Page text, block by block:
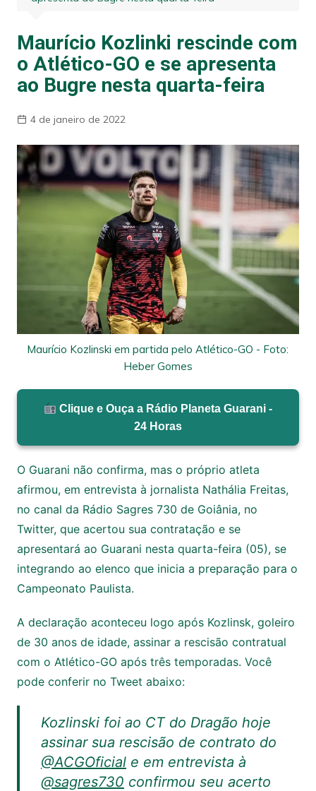
Maurício Kozlinki rescinde com
o Atlético-GO e se apresenta
ao Bugre nesta quarta-feira
4 de janeiro de 2022
Maurício Kozlinski em partida pelo Atlético-GO - Foto:
Heber Gomes
Clique e Ouça a Rádio Planeta Guarani -
24 Horas
O Guarani não confirma, mas o próprio atleta
afirmou, em entrevista à jornalista Nathália Freitas,
no canal da Rádio Sagres 730 de Goiânia, no
Twitter, que acertou sua contratação e se
apresentará ao Guarani nesta quarta-feira (05), se
integrando ao elenco que inicia a preparação para o
Campeonato Paulista.
A declaração aconteceu logo após Kozlinsk, goleiro
de 30 anos de idade, assinar a rescisão contratual
com o Atlético-GO após três temporadas. Você
pode conferir no Tweet abaixo:
Kozlinski foi ao CT do Dragão hoje
assinar sua rescisão de contrato do
@ACGOficiale em entrevista à
@sagres730 confirmou seu acerto